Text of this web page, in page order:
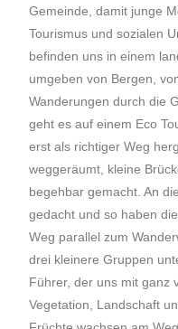
Gemeinde, damit junge
Tourismus und sozialen
befinden uns in einem
umgeben von Bergen,
Wanderungen durch die
geht es auf einem Eco
erst als richtiger Weg
weggeräumt, kleine
begehbar gemacht. An
gedacht und so haben
Weg parallel zum
drei kleinere Gruppen
Führer, der uns mit ganz
Vegetation, Landschaft